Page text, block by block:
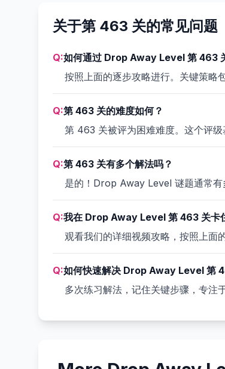
关于第 463 关的常见问题
Q:如何通过 Drop Away Level 第 463
按照上面的逐步攻略进行。关键策略
Q:第 463 关的难度如何？
第 463 关被评为困难难度。这个评级
Q:第 463 关有多个解法吗？
是的！Drop Away Level 谜题通常有
Q:我在 Drop Away Level 第 463 关卡
观看我们的详细视频攻略，按照上面
Q:如何快速解决 Drop Away Level 第
多次练习解法，记住关键步骤，专注